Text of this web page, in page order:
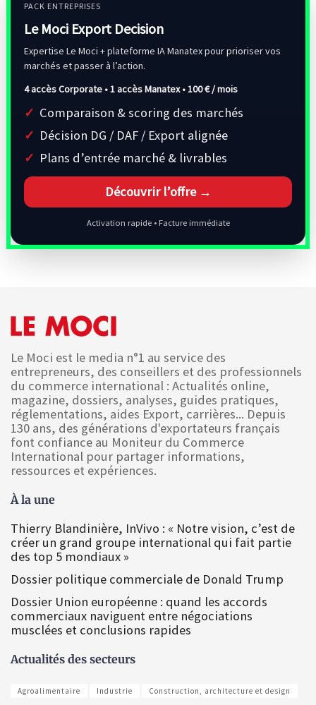
PACK ENTREPRISES
Le Moci Export Decision
Expertise Le Moci + plateforme IA Manatex pour prioriser vos
marchés et passer à l’action.
4 accès Corporate • 1 accès Manatex •100 € / mois
Comparaison & scoring des marchés
Décision DG / DAF / Export alignée
Plans d’entrée marché & livrables
Découvrir l’offre →
Activation rapide • Facture immédiate
Le Moci est le media n°1 au service des
entrepreneurs, des conseillers et des professionnels
du commerce international : Actualités online,
magazine, dossiers, analyses, guides pratiques,
réglementations, aides Export, carrières... Depuis
130 ans, des générations d'exportateurs français
font confiance au Moniteur du Commerce
International pour partager informations,
ressources et expériences.
À la une
Thierry Blandinière, InVivo : « Notre vision, c’est de
créer un grand groupe international qui fait partie
des top 5 mondiaux »
Dossier politique commerciale de Donald Trump
Dossier Union européenne : quand les accords
commerciaux naviguent entre négociations
musclées et conclusions rapides
Actualités des secteurs
Agroalimentaire Industrie Construction, architecture et design